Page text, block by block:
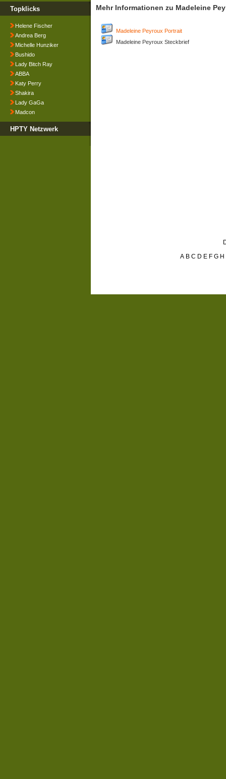
Topklicks
Helene Fischer
Andrea Berg
Michelle Hunziker
Bushido
Lady Bitch Ray
ABBA
Katy Perry
Shakira
Lady GaGa
Madcon
HPTY Netzwerk
Mehr Informationen zu Madeleine
Madeleine Peyroux Portrait
Madeleine Peyroux Steckbrief
A B C D E F G H